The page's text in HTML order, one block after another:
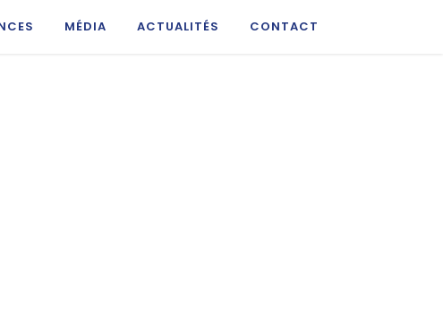
MÉDIA ACTUALITÉS CONTACT